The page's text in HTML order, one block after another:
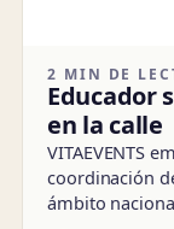
2 MIN DE
Educador
en la calle
VITAEVENTS
coordinación
ámbito